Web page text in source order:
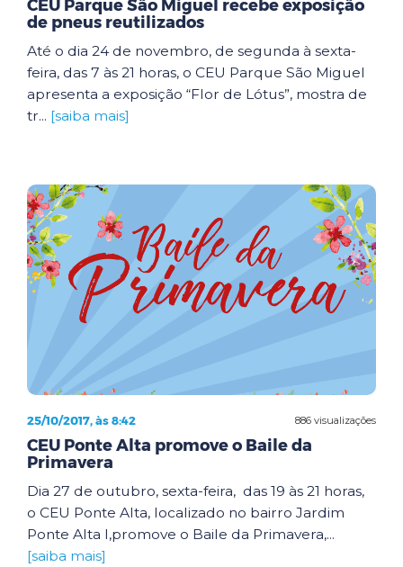
CEU Parque São Miguel recebe exposição
de pneus reutilizados
Até o dia 24 de novembro, de segunda à sexta-
feira, das 7 às 21 horas, o CEU Parque São Miguel
apresenta a exposição “Flor de Lótus”, mostra de
tr... [saiba mais]
886 visualizações
25/10/2017, às 8:42
CEU Ponte Alta promove o Baile da
Primavera
Dia 27 de outubro, sexta-feira, das 19 às 21 horas,
o CEU Ponte Alta, localizado no bairro Jardim
Ponte Alta I,promove o Baile da Primavera,...
[saiba mais]